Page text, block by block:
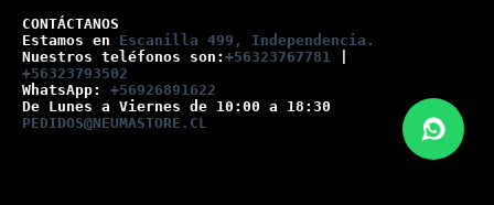
CONTÁCTANOS
Estamos en Escanilla 499, Independencia.
Nuestros teléfonos son: +56323767781
+56323793502
WhatsApp: +56926891622
De Lunes a Viernes de 10:00 a 18:30
PEDIDOS@NEUMASTORE.CL